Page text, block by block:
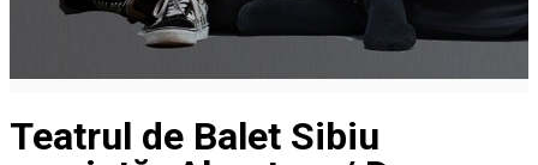
Teatrul de Balet Sibiu